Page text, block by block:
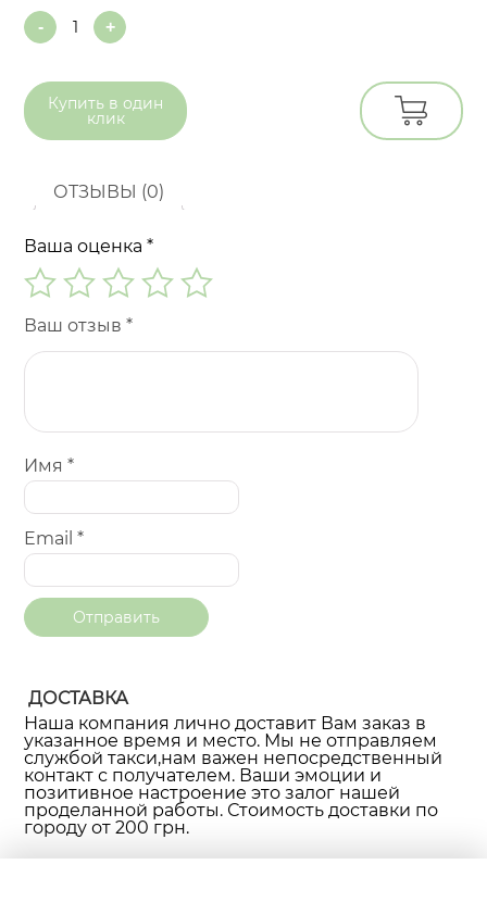
Quantity
Купить в один
клик
ОТЗЫВЫ (0)
Ваша оценка*
Ваш отзыв*
Имя*
Email*
ДОСТАВКА
Наша компания лично доставит Вам заказ в
указанное время и место. Мы не отправляем
службой такси,нам важен непосредственный
контакт с получателем. Ваши эмоции и
позитивное настроение это залог нашей
проделанной работы. Стоимость доставки по
городу от 200 грн.